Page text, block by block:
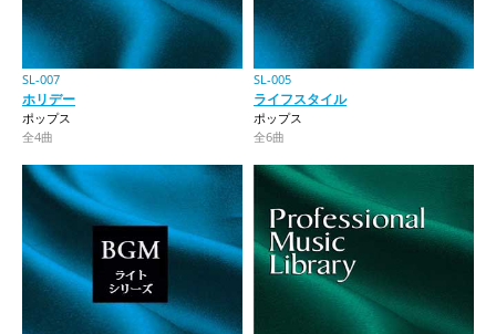
SL-007
ホリデー
ポップス
全4曲
SL-005
ライフスタイル
ポップス
全6曲